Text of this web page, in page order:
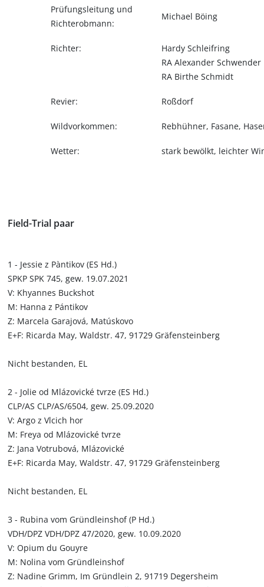
Prüfungsleitung und
Richterobmann:
Michael Böing
Richter:
Hardy Schleifring
RA Alexander Schwender
RA Birthe Schmidt
Revier: Roßdorf
Wildvorkommen: Rebhühner, Fasane,
Wetter: stark bewölkt, leichter
Field-Trial paar
1 - Jessie z Pàntikov (ES Hd.)
SPKP SPK 745, gew. 19.07.2021
V: Khyannes Buckshot
M: Hanna z Pántikov
Z: Marcela Garajová, Matúskovo
E+F: Ricarda May, Waldstr. 47, 91729 Gräfensteinberg
Nicht bestanden, EL
2 - Jolie od Mlázovické tvrze (ES Hd.)
CLP/AS CLP/AS/6504, gew. 25.09.2020
V: Argo z Vlcich hor
M: Freya od Mlázovické tvrze
Z: Jana Votrubová, Mlázovické
E+F: Ricarda May, Waldstr. 47, 91729 Gräfensteinberg
Nicht bestanden, EL
3 - Rubina vom Gründleinshof (P Hd.)
VDH/DPZ VDH/DPZ 47/2020, gew. 10.09.2020
V: Opium du Gouyre
M: Nolina vom Gründleinshof
Z: Nadine Grimm, Im Gründlein 2, 91719 Degersheim